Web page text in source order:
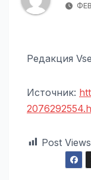
Редакция
Источник:
Post